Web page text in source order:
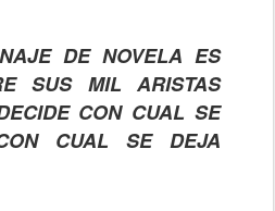
DE NOVELA ES
SUS MIL ARISTAS
CON CUAL SE
CUAL SE DEJA